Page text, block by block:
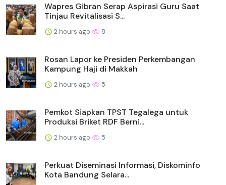
Wapres Gibran Serap Aspirasi Guru Saat
Tinjau Revitalisasi S...
2 hours ago 8
Rosan Lapor ke Presiden Perkembangan
Kampung Haji di Makkah
2 hours ago 5
Pemkot Siapkan TPST Tegalega untuk
Produksi Briket RDF Berni...
2 hours ago 5
Perkuat Diseminasi Informasi, Diskominfo
Kota Bandung Selara...